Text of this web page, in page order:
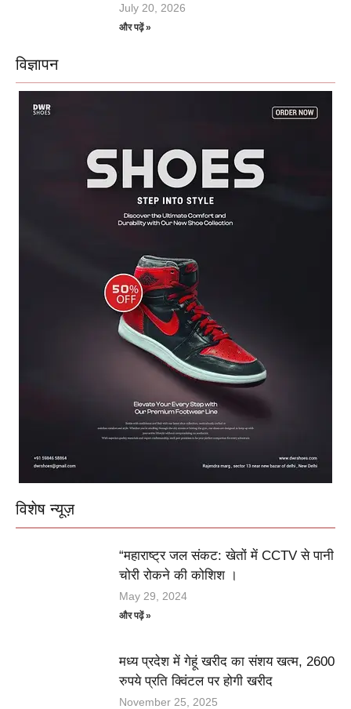
July 20, 2026
और पढ़ें »
विज्ञापन
विशेष न्यूज़
“महाराष्ट्र जल संकट: खेतों में CCTV से पानी
चोरी रोकने की कोशिश ।
May 29, 2024
और पढ़ें »
मध्य प्रदेश में गेहूं खरीद का संशय खत्म, 2600
रुपये प्रति क्विंटल पर होगी खरीद
November 25, 2025